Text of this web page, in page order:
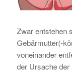
Zwar entstehen
Gebärmutter(-
voneinander
der Ursache